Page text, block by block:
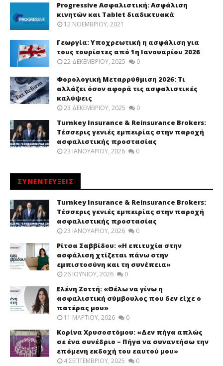
Progressive Ασφαλιστική: Ασφάλιση
κινητών και Tablet διαδικτυακά
12 ΝΟΕΜΒΡΊΟΥ, 2021
Γεωργία: Υποχρεωτική η ασφάλιση για
τους τουρίστες από 1η Ιανουαρίου 2026
22 ΔΕΚΕΜΒΡΊΟΥ, 2025 0
Φορολογική Μεταρρύθμιση 2026: Τι
αλλάζει όσον αφορά τις ασφαλιστικές
καλύψεις
23 ΔΕΚΕΜΒΡΊΟΥ, 2025 0
Turnkey Insurance & Reinsurance Brokers:
Τέσσερις γενιές εμπειρίας στην παροχή
ασφαλιστικής προστασίας
23 ΙΑΝΟΥΑΡΊΟΥ, 2026 0
ΣΥΝΕΝΤΕΥΞΕΙΣ
Turnkey Insurance & Reinsurance Brokers:
Τέσσερις γενιές εμπειρίας στην παροχή
ασφαλιστικής προστασίας
23 ΙΑΝΟΥΑΡΊΟΥ, 2026 0
Ρίτσα Σαββίδου: «Η επιτυχία στην
ασφάλιση χτίζεται πάνω στην
εμπιστοσύνη και τη συνέπεια»
26 ΙΟΥΝΊΟΥ, 2026 0
Ελένη Ζοττή: «Θέλω να γίνω η
ασφαλιστική σύμβουλος που δεν είχε ο
πατέρας μου»
11 ΜΑΡΤΊΟΥ, 2026 0
Κορίνα Χρυσοστόμου: «Δεν πήγα απλώς
σε ένα συνέδριο – Πήγα να συναντήσω την
επόμενη εκδοχή του εαυτού μου»
4 ΣΕΠΤΕΜΒΡΊΟΥ, 2025 0